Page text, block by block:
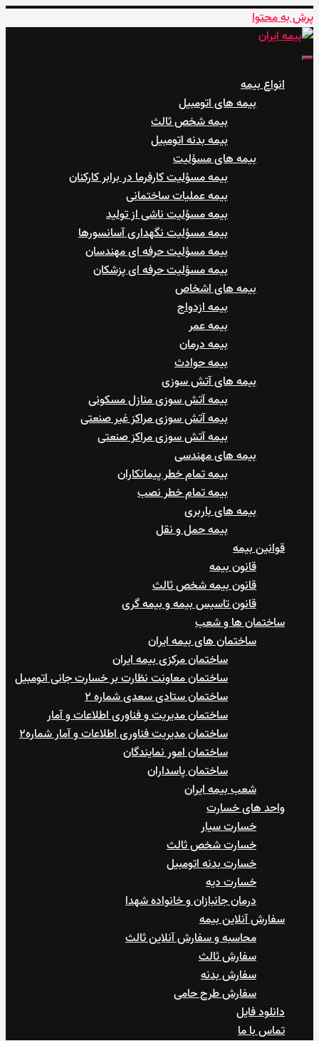
پرش به محتوا
بیمه ایران
نمایندگی صمدی
انواع بیمه
بیمه های اتومبیل
بیمه شخص ثالث
بیمه بدنه اتومبیل
بیمه های مسؤلیت
بیمه مسؤلیت کارفرما در برابر کارکنان
بیمه عملیات ساختمانی
بیمه مسؤلیت ناشی از تولید
بیمه مسؤلیت نگهداری آسانسورها
بیمه مسؤلیت حرفه ای مهندسان
بیمه مسؤلیت حرفه ای پزشکان
بیمه های اشخاص
بیمه ازدواج
بیمه عمر
بیمه درمان
بیمه حوادث
بیمه های آتش سوزی
بیمه آتش سوزی منازل مسکونی
بیمه آتش سوزی مراکز غیر صنعتی
بیمه آتش سوزی مراکز صنعتی
بیمه های مهندسی
بیمه تمام خطر پیمانکاران
بیمه تمام خطر نصب
بیمه های باربری
بیمه حمل و نقل
قوانین بیمه
قانون بیمه
قانون بیمه شخص ثالث
قانون تاسیس بیمه و بیمه گری
ساختمان ها و شعب
ساختمان های بیمه ایران
ساختمان مرکزی بیمه ایران
ساختمان معاونت نظارت بر خسارت جانی اتومبیل
ساختمان ستادی سعدی شماره ۲
ساختمان مدیریت و فناوری اطلاعات و آمار
ساختمان مدیریت فناوری اطلاعات و آمار شماره۲
ساختمان امور نمایندگان
ساختمان پاسداران
شعب بیمه ایران
واحد های خسارت
خسارت سیار
خسارت شخص ثالث
خسارت بدنه اتومبیل
خسارت دیه
درمان جانبازان و خانواده شهدا
سفارش آنلاین بیمه
محاسبه و سفارش آنلاین ثالث
سفارش ثالث
سفارش بدنه
سفارش طرح حامی
دانلود فایل
تماس با ما